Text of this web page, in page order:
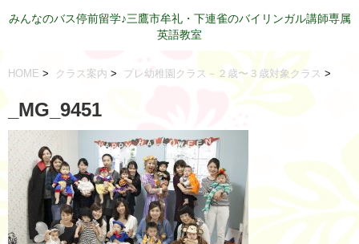
みんなのバス停前留学♪三鷹市牟礼・下連雀のバイリンガル講師専属
英語教室
HOME > クラス案内 > プレ幼稚園クラス－２歳〜３歳対象クラス >
_MG_9451